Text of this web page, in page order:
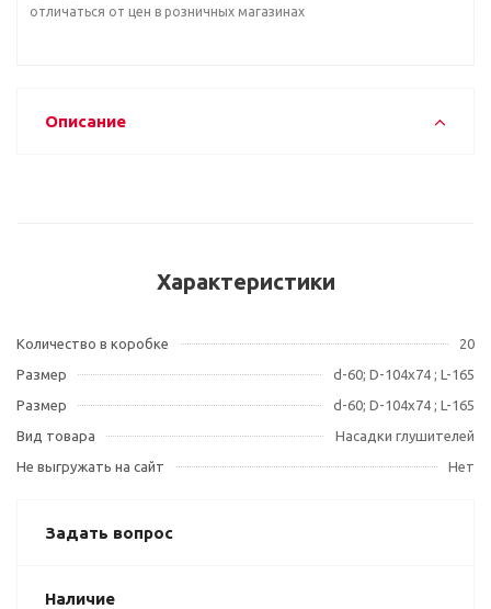
отличаться от цен в розничных магазинах
Описание
Характеристики
Количество в коробке
20
Размер
d-60; D-104x74 ; L-165
Размер
d-60; D-104x74 ; L-165
Вид товара
Насадки глушителей
Не выгружать на сайт
Нет
Задать вопрос
Наличие